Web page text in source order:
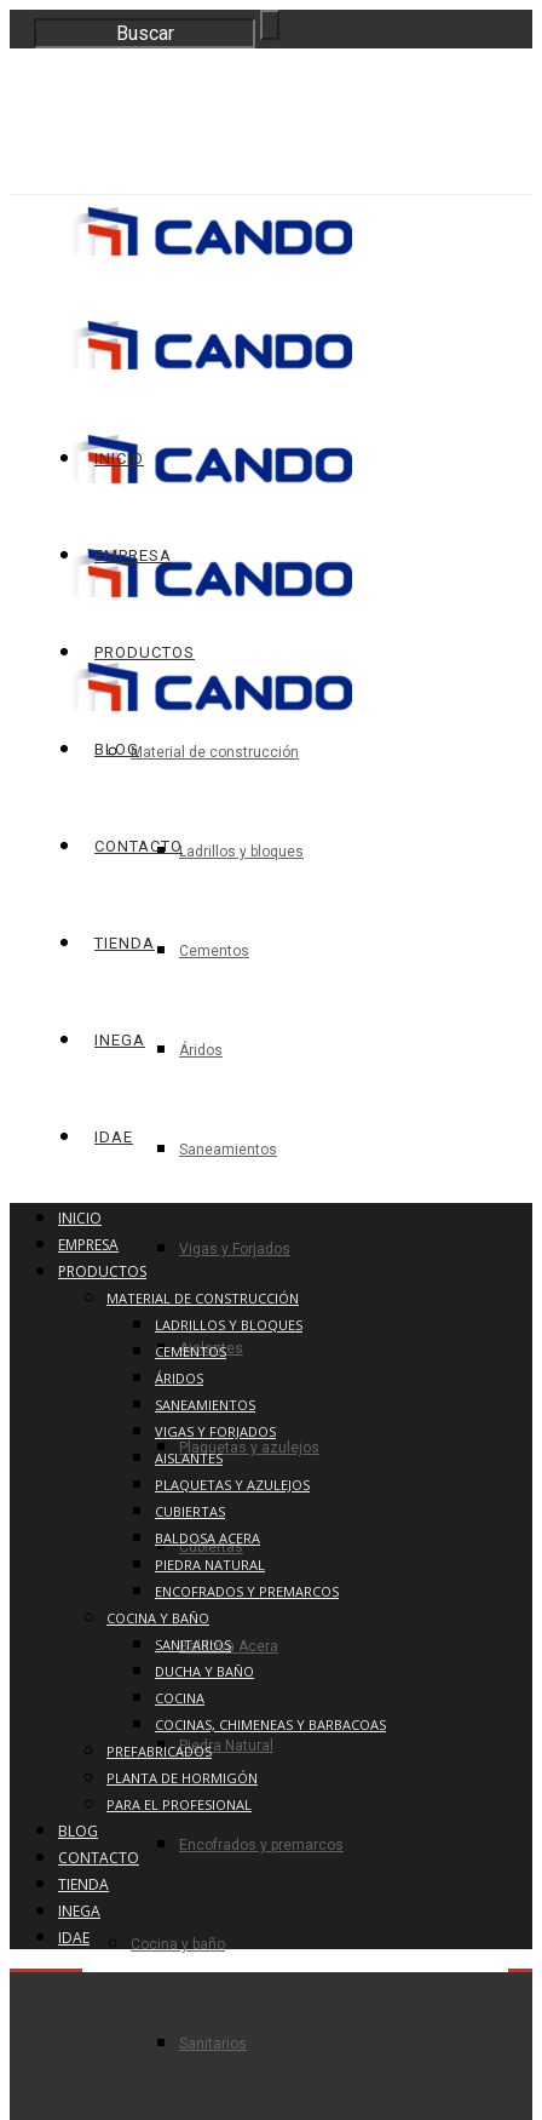
INICIO
EMPRESA
PRODUCTOS
Material de construcción
Ladrillos y bloques
Cementos
Áridos
Saneamientos
Vigas y Forjados
Aislantes
Plaquetas y azulejos
Cubiertas
Baldosa Acera
Piedra Natural
Encofrados y premarcos
Cocina y baño
Sanitarios
BLOG
CONTACTO
TIENDA
INEGA
IDAE
INICIO
EMPRESA
PRODUCTOS
MATERIAL DE CONSTRUCCIÓN
LADRILLOS Y BLOQUES
CEMENTOS
ÁRIDOS
SANEAMIENTOS
VIGAS Y FORJADOS
AISLANTES
PLAQUETAS Y AZULEJOS
CUBIERTAS
BALDOSA ACERA
PIEDRA NATURAL
ENCOFRADOS Y PREMARCOS
COCINA Y BAÑO
SANITARIOS
DUCHA Y BAÑO
COCINA
COCINAS, CHIMENEAS Y BARBACOAS
PREFABRICADOS
PLANTA DE HORMIGÓN
PARA EL PROFESIONAL
BLOG
CONTACTO
TIENDA
INEGA
IDAE